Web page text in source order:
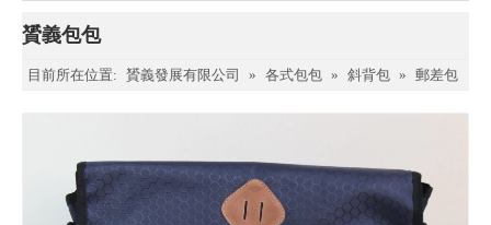
贇義包包
目前所在位置: 贇義發展有限公司 » 各式包包 » 斜背包 » 郵差包